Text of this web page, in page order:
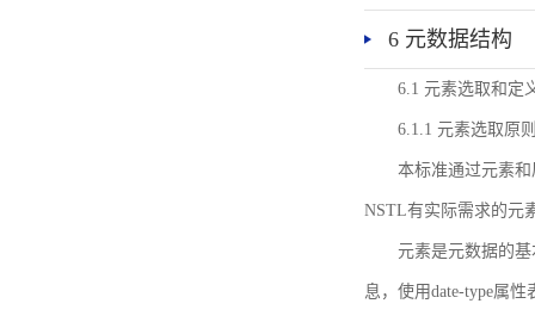
6 元数据结构
6.1 元素选取和定
6.1.1 元素选取原
本标准通过元素
NSTL有实际需求的元
元素是元数据的
息，使用date-type属